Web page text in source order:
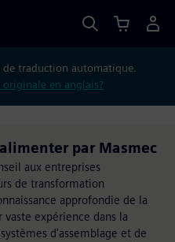
de traduction automatique.
en anglais?
par Masmec
aux entreprises
de transformation
approfondie de la
expérience dans la
d'assemblage et de